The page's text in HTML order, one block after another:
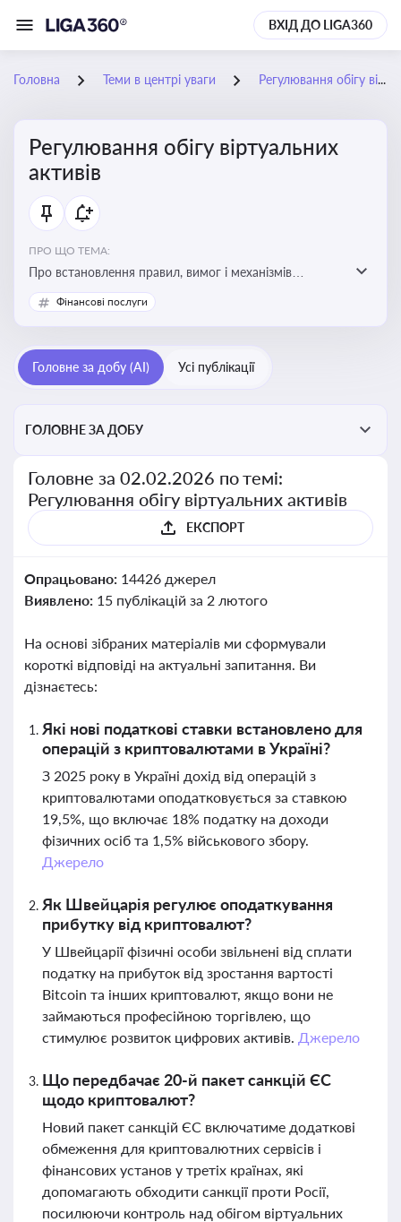
ВХІД ДО LIGA360
Головна Теми в центрі уваги Регулювання обігу віртуальних активів
Регулювання обігу віртуальних
активів
ПРО ЩО ТЕМА:
Про встановлення правил, вимог і механізмів
контролю за використанням, обігом та
оподаткуванням віртуальних активів, таких як
Фінансові послуги
Головне за добу (AI) Усі публікації
ГОЛОВНЕ ЗА ДОБУ
Головне за 02.02.2026 по темі:
Регулювання обігу віртуальних активів
ЕКСПОРТ
Опрацьовано: 14426 джерел
Виявлено: 15 публікацій за 2 лютого
На основі зібраних матеріалів ми сформували
короткі відповіді на актуальні запитання. Ви
дізнаєтесь:
Які нові податкові ставки встановлено для
операцій з криптовалютами в Україні?
З 2025 року в Україні дохід від операцій з
криптовалютами оподатковується за ставкою
19,5%, що включає 18% податку на доходи
фізичних осіб та 1,5% військового збору.
Джерело
Як Швейцарія регулює оподаткування
прибутку від криптовалют?
У Швейцарії фізичні особи звільнені від сплати
податку на прибуток від зростання вартості
Bitcoin та інших криптовалют, якщо вони не
займаються професійною торгівлею, що
стимулює розвиток цифрових активів. Джерело
Що передбачає 20-й пакет санкцій ЄС
щодо криптовалют?
Новий пакет санкцій ЄС включатиме додаткові
обмеження для криптовалютних сервісів і
фінансових установ у третіх країнах, які
допомагають обходити санкції проти Росії,
посилюючи контроль над обігом віртуальних